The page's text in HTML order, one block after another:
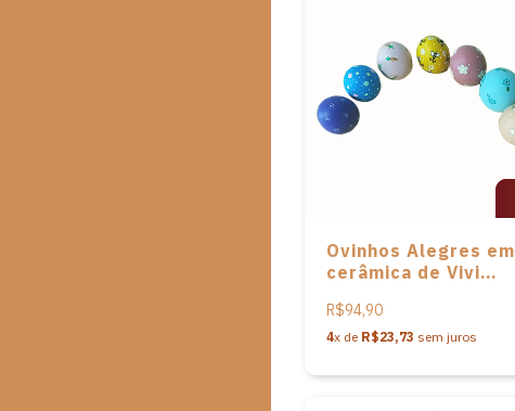
Ovinhos Alegres em
cerâmica de Vivi
com 07 unidades
R$94,90
4x de R$23,73 sem juros